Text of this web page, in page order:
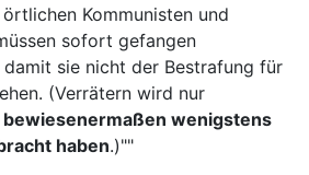
Kommunisten und
sofort gefangen
sie nicht der Bestrafung für
(Verrätern wird nur
bewiesenermaßen wenigstens
haben.)""